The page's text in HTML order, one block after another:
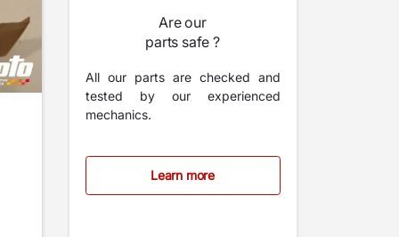
Are our
parts safe ?
All our parts are checked and
tested by our experienced
mechanics.
Learn more